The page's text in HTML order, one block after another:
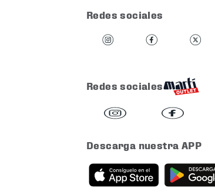
Redes sociales
Redes sociales
Descarga nuestra APP